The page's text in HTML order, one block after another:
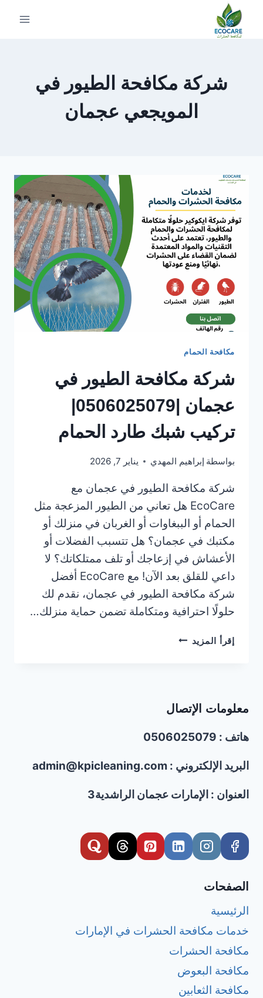
التجاوز
شركة مكافحة الطيور في
المويجعي عجمان
مكافحة الحمام
شركة مكافحة الطيور في
تركيب شبك طارد الحمام
بواسطة إبراهيم المهدي يناير 7, 2026
شركة مكافحة الطيور في عجمان مع
EcoCare هل تعاني من الطيور المزعجة مثل
الحمام أو الببغاوات أو الغربان في منزلك أو
مكتبك في عجمان؟ هل تتسبب الفضلات أو
الأعشاش في إزعاجك أو تلف ممتلكاتك؟ لا
داعي للقلق بعد الآن! مع EcoCare أفضل
شركة مكافحة الطيور في عجمان، نقدم لك
حلولًا احترافية ومتكاملة تضمن حماية منزلك…
إقرأ المزيد شركة
شبك
الحمام
معلومات الإتصال
هاتف : 0506025079
البريد الإلكتروني : admin@kpicleaning.com
العنوان : الإمارات عجمان الراشدية3
الصفحات
الرئيسية
خدمات مكافحة الحشرات في الإمارات
مكافحة الحشرات
مكافحة البعوض
مكافحة الثعابين